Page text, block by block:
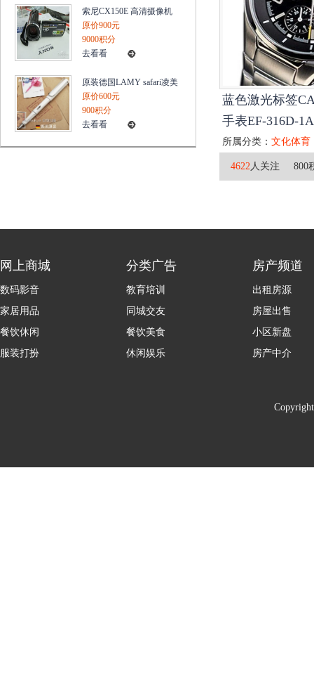
索尼CX150E 高清摄像机
内置16G内存/25X/420万像
素 三年保
原价900元
9000积分
去看看
原装德国LAMY safari凌美
狩猎者系列钢笔10新款白
色
原价600元
900积分
去看看
蓝色激光标签
手表EF-316D-1A
所属分类： 文化体育
4622人关注 800
网上商城
数码影音
家居用品
餐饮休闲
服装打扮
分类广告
教育培训
同城交友
餐饮美食
休闲娱乐
房产频道
出租房源
房屋出售
小区新盘
房产中介